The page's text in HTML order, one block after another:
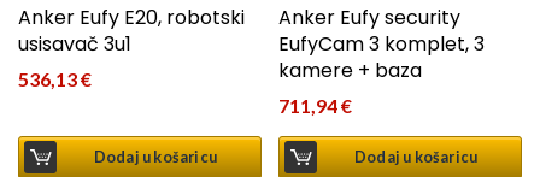
Anker Eufy E20, robotski
usisavač 3u1
536,13€
Dodaj u košaricu
Anker Eufy security
EufyCam 3 komplet, 3
kamere + baza
711,94€
Dodaj u košaricu